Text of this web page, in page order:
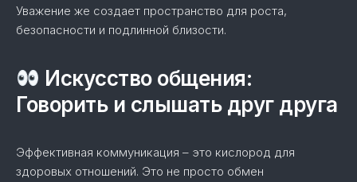
Уважение же создает пространство для роста,
безопасности и подлинной близости.
Искусство общения:
Говорить и слышать друг друга
Эффективная коммуникация – это кислород для
здоровых отношений. Это не просто обмен